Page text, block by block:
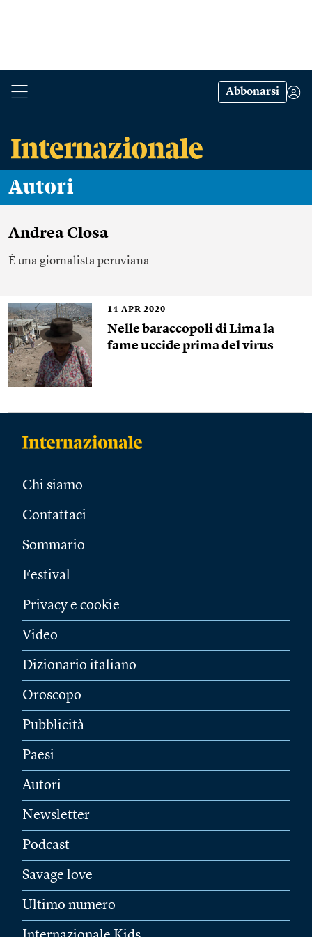
Abbonarsi
Autori
Andrea Closa
È una giornalista peruviana.
14 APR 2020
Nelle baraccopoli di Lima la
fame uccide prima del virus
Chi siamo
Contattaci
Sommario
Festival
Privacy e cookie
Video
Dizionario italiano
Oroscopo
Pubblicità
Paesi
Autori
Newsletter
Podcast
Savage love
Ultimo numero